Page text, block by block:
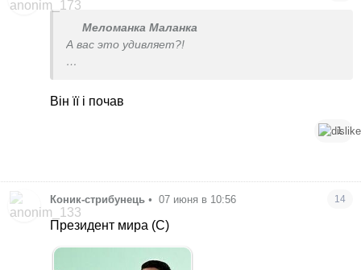
Меломанка Маланка
А вас это удивляет?!
Він її і почав
1
Коник-стрибунець • 07 июня в 10:56 14
Президент мира (С)